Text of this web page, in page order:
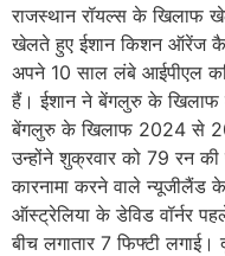
राजस्थान रॉयल्स के खिलाफ
खेलते हुए ईशान किशन ऑरेंज
अपने 10 साल लंबे आईपीएल
हैं। ईशान ने बेंगलुरु के खिलाफ
बेंगलुरु के खिलाफ 2024 से
उन्होंने शुक्रवार को 79 रन
कारनामा करने वाले
ऑस्ट्रेलिया के डेविड वॉर्नर
बीच लगातार 7 फिफ्टी